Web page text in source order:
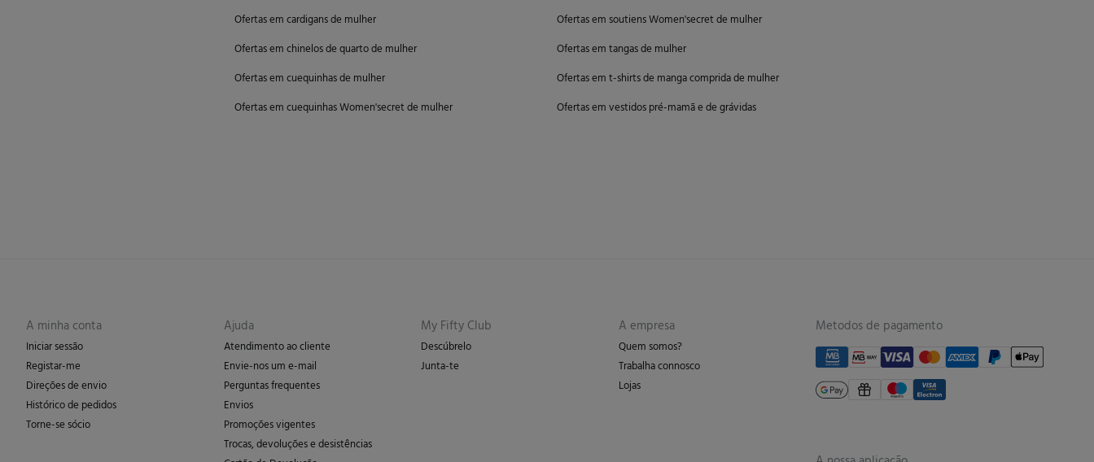
Ofertas em cardigans de mulher
Ofertas em chinelos de quarto de mulher
Ofertas em cuequinhas de mulher
Ofertas em cuequinhas Women'secret de mulher
Ofertas em soutiens Women'secret de mulher
Ofertas em tangas de mulher
Ofertas em t-shirts de manga comprida de mulher
Ofertas em vestidos pré-mamã e de grávidas
A minha conta
Iniciar sessão
Registar-me
Direções de envio
Histórico de pedidos
Torne-se sócio
Ajuda
Atendimento ao cliente
Envie-nos um e-mail
Perguntas frequentes
Envios
Promoções vigentes
Trocas, devoluções e desistências
My Fifty Club
Descúbrelo
Junta-te
A empresa
Quem somos?
Trabalha connosco
Lojas
Metodos de pagamento